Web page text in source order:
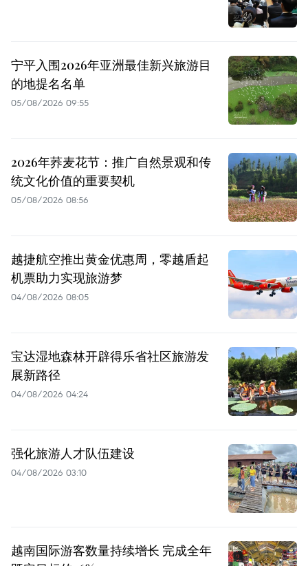
宁平入围2026年亚洲最佳新兴旅游目
的地提名名单
05/08/2026 09:55
2026年荞麦花节：推广自然景观和传
统文化价值的重要契机
05/08/2026 08:56
越捷航空推出黄金优惠周，零越盾起
机票助力实现旅游梦
04/08/2026 08:05
宝达湿地森林开辟得乐省社区旅游发
展新路径
04/08/2026 04:24
强化旅游人才队伍建设
04/08/2026 03:10
越南国际游客数量持续增长 完成全年